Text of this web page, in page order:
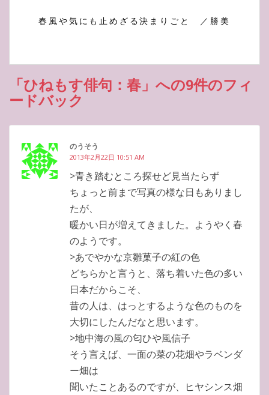
春風や気にも止めざる決まりごと ／勝美
「ひねもす俳句：春」への9件のフィ
ードバック
のうそう
2013年2月22日 10:51 AM
>青き踏むところ探せど見当たらず
ちょっと前まで写真の様な日もありまし
たが、
暖かい日が増えてきました。ようやく春
のようです。
>あでやかな京雛菓子の紅の色
どちらかと言うと、落ち着いた色の多い
日本だからこそ、
昔の人は、はっとするような色のものを
大切にしたんだなと思います。
>地中海の風の匂ひや風信子
そう言えば、一面の菜の花畑やラベンダ
ー畑は
聞いたことあるのですが、ヒヤシンス畑